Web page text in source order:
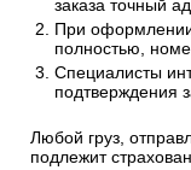
заказа точный
При
полностью,
Специалисты
подтверждения
Любой груз,
подлежит